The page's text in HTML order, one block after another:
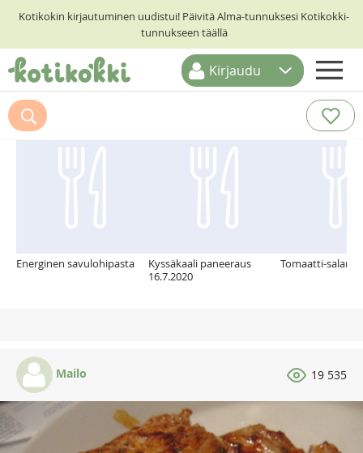
Kotikokin kirjautuminen uudistui! Päivitä Alma-tunnuksesi Kotikokki-
tunnukseen täällä
ETUSIVU
RESEPTIHAKU
Kirjaudu
Suosittelemme myös
Energinen savulohipasta
Kyssäkaali paneeraus
16.7.2020
Tomaatti-
Mailo 19 535